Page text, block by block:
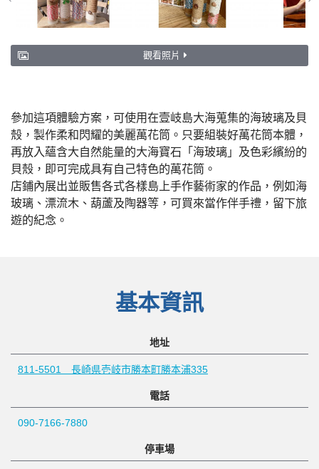
觀看照片
參加這項體驗方案，可使用在壹岐島大海蒐集的海玻璃及貝
殼，製作柔和閃耀的美麗萬花筒。只要組裝好萬花筒本體，
再放入蘊含大自然能量的大海寶石「海玻璃」及色彩繽紛的
貝殼，即可完成具有自己特色的萬花筒。
店鋪內展出並販售各式各樣島上手作藝術家的作品，例如海
玻璃、漂流木、葫蘆及陶器等，可買來當作伴手禮，留下旅
遊的紀念。
基本資訊
地址
811-5501 長崎県壱岐市勝本町勝本浦335
電話
090-7166-7880
停車場